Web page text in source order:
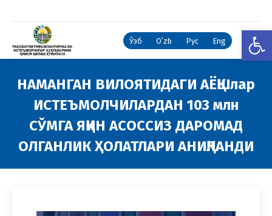
Ўзб Oʻzb Рус Eng
НАМАНГАН ВИЛОЯТИДАГИ АЁҚШлар
ИСТЕЪМОЛЧИЛАРДАН 103 млн
СЎМГА ЯҚИН АСОССИЗ ДАРОМАД
ОЛГАНЛИК ҲОЛАТЛАРИ АНИҚЛАНДИ